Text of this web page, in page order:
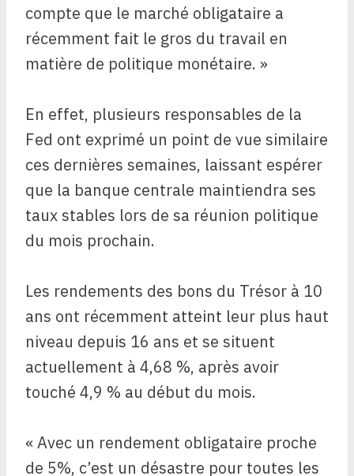
compte que le marché obligataire a
récemment fait le gros du travail en
matière de politique monétaire. »
En effet, plusieurs responsables de la
Fed ont exprimé un point de vue similaire
ces dernières semaines, laissant espérer
que la banque centrale maintiendra ses
taux stables lors de sa réunion politique
du mois prochain.
Les rendements des bons du Trésor à 10
ans ont récemment atteint leur plus haut
niveau depuis 16 ans et se situent
actuellement à 4,68 %, après avoir
touché 4,9 % au début du mois.
« Avec un rendement obligataire proche
de 5%, c’est un désastre pour toutes les